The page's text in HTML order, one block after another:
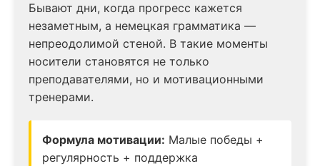
Бывают дни, когда прогресс кажется
незаметным, а немецкая грамматика —
непреодолимой стеной. В такие моменты
носители становятся не только
преподавателями, но и мотивационными
тренерами.
Формула мотивации: Малые победы +
регулярность + поддержка